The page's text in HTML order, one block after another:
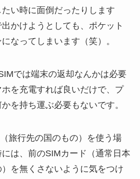
い時に面倒だったりします
かけようとしても、ポケット
なってしまいます（笑）。
では端末の返却なんかは必要
を充電すれば良いだけで、プ
を持ち運ぶ必要もないです。
旅行先の国のもの）を使う場
は、前のSIMカード（通常日本
を無くさないように気をつけ